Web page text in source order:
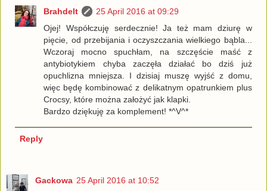
Brahdelt
25 April 2016 at 09:29
Ojej! Współczuję serdecznie! Ja też mam dziurę w
pięcie, od przebijania i oczyszczania wielkiego bąbla...
Wczoraj mocno spuchłam, na szczęście maść z
antybiotykiem chyba zaczęła działać bo dziś już
opuchlizna mniejsza. I dzisiaj muszę wyjść z domu,
więc będę kombinować z delikatnym opatrunkiem plus
Crocsy, które można założyć jak klapki.
Bardzo dziękuję za komplement! *^V^*
Reply
Gackowa 25 April 2016 at 10:52